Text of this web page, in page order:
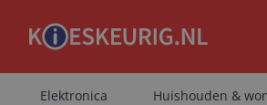
Elektronica Huishouden &